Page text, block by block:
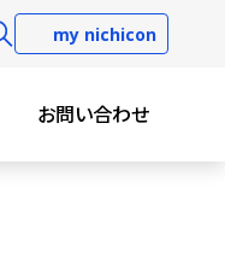
my nichicon
お問い合わせ